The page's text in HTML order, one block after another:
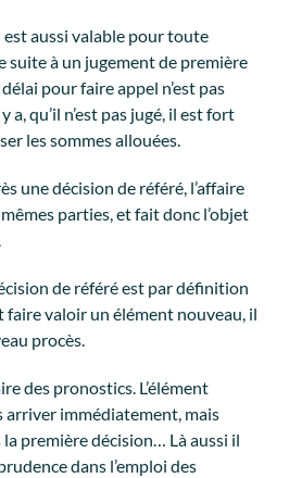
est aussi valable pour toute
suite à un jugement de première
pour faire appel n’est pas
a, qu’il n’est pas jugé, il est fort
les sommes allouées.
une décision de référé, l’affaire
parties, et fait donc l’objet
de référé est par définition
faire valoir un élément nouveau, il
procès.
des pronostics. L’élément
arriver immédiatement, mais
première décision… Là aussi il
dans l’emploi des